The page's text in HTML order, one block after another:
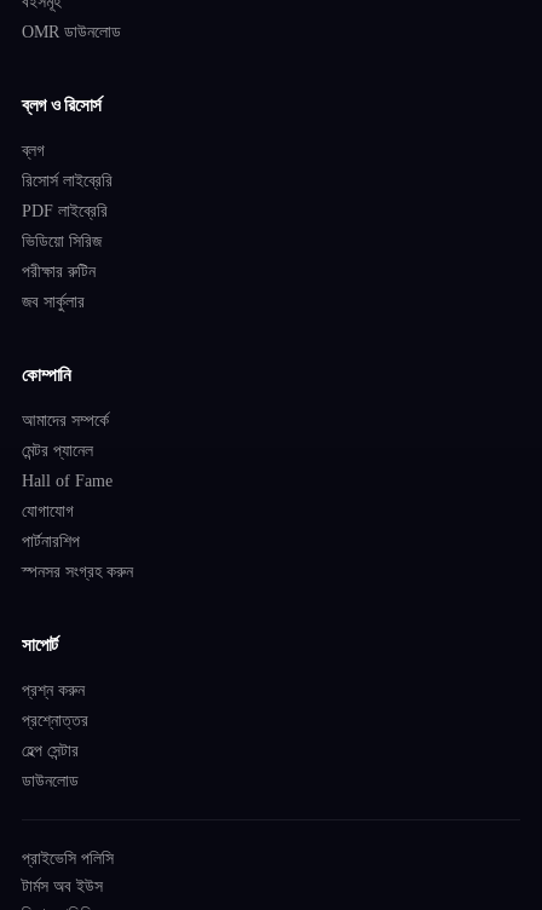
OMR ডাউনলোড
ব্লগ ও রিসোর্স
ব্লগ
রিসোর্স লাইব্রেরি
PDF লাইব্রেরি
ভিডিয়ো সিরিজ
পরীক্ষার রুটিন
জব সার্কুলার
কোম্পানি
আমাদের সম্পর্কে
মেন্টর প্যানেল
Hall of Fame
যোগাযোগ
পার্টনারশিপ
স্পনসর সংগ্রহ করুন
সাপোর্ট
প্রশ্ন করুন
প্রশ্নোত্তর
হেল্প সেন্টার
ডাউনলোড
প্রাইভেসি পলিসি
টার্মস অব ইউস